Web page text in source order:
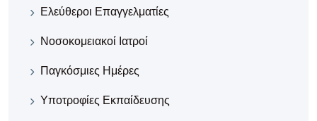
Ελεύθεροι Επαγγελματίες
Νοσοκομειακοί Iατροί
Παγκόσμιες Ημέρες
Υποτροφίες Εκπαίδευσης